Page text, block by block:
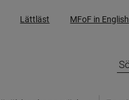
Lättläst MFoF in English